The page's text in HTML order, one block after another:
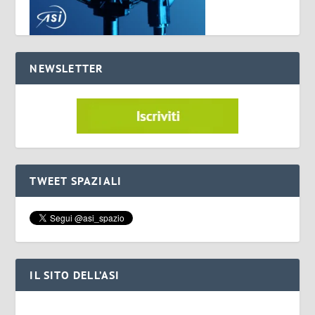
NEWSLETTER
TWEET SPAZIALI
IL SITO DELL’ASI